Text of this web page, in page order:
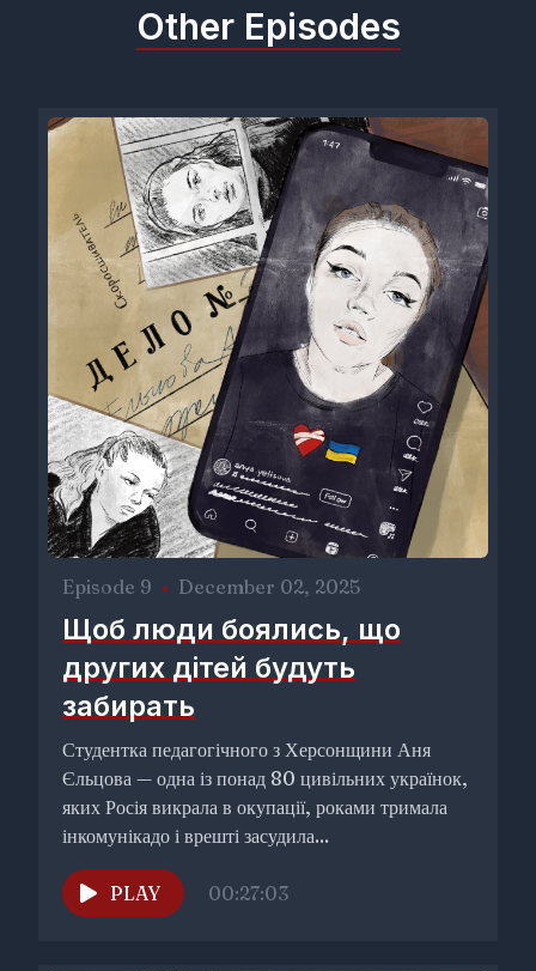
Other Episodes
Episode 9 • December 02, 2025
Щоб люди боялись, що
других дітей будуть
забирать
Студентка педагогічного з Херсонщини Аня
Єльцова — одна із понад 80 цивільних українок,
яких Росія викрала в окупації, роками тримала
інкомунікадо і врешті засудила...
PLAY 00:27:03